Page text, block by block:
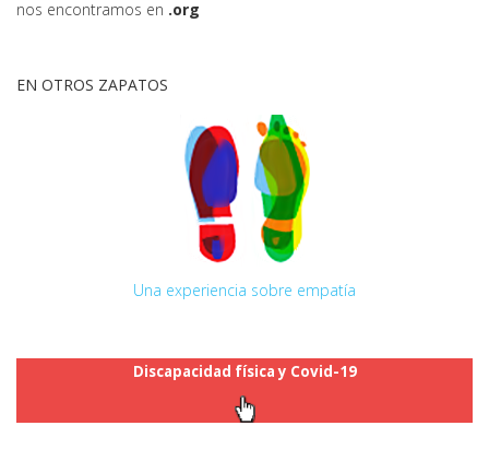
nos encontramos en .org
EN OTROS ZAPATOS
Una experiencia sobre empatía
Discapacidad física y Covid-19